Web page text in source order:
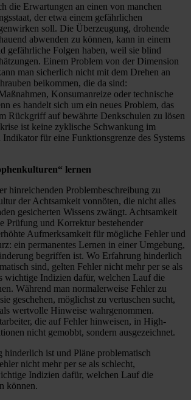
die Erwartungen an einen von manchen
der etwa einem gefährlichen
soll. Die Überzeugung, drohende
abwenden zu können, kann in einem
gefährliche Folgen haben, weil sie blind
Einem Problem von der Dimension
man sicherlich nicht mit dem Drehen an
beikommen, die da sind:
Konsumanreize oder technische
es handelt sich um ein neues Problem, das
Rückgriff auf bewährte Denkschulen zu lösen
ist keine zyklische Schwankung im
Indikator für eine Funktionsgrenze des Systems
lernen
hinreichenden Problembeschreibung zu
der Achtsamkeit vonnöten, die nicht alles
gesicherten Wissens zwängt. Achtsamkeit
Prüfung und Korrektur bestehender
Aufmerksamkeit für mögliche Fehler und
ein permanentes Lernen in einer Umgebung,
begriffen ist. Wo Erfahrung hinderlich
sind, gelten Fehler nicht mehr per se als
wichtige Indizien dafür, welchen Lauf die
Während man normalerweise Fehler zu
geschehen, möglichst zu vertuschen sucht,
wertvolle Hinweise wahrgenommen.
die auf Fehler hinweisen, in High-
nicht gemobbt, sondern ausgezeichnet.
hinderlich ist und Pläne problematisch
nicht mehr per se als schlecht,
Indizien dafür, welchen Lauf die
können.